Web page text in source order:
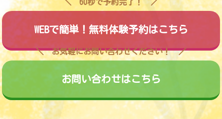
60秒で予約完了！
WEBで簡単！無料体験予約はこちら
お気軽にお問い合わせください！
お問い合わせはこちら